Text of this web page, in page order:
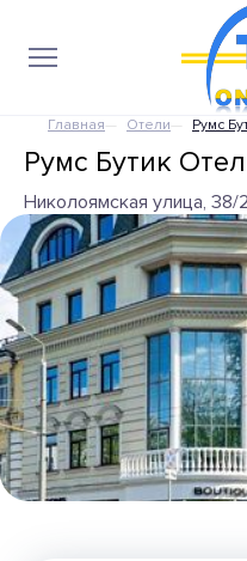
Главная Отели Румс
Румс Бутик
Николоямская улица, 38/